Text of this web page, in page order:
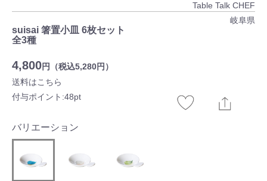
Table Talk CHEF
岐阜県
suisai 箸置小皿 6枚セット
全3種
4,800円（税込5,280円）
送料はこちら
付与ポイント:48pt
バリエーション